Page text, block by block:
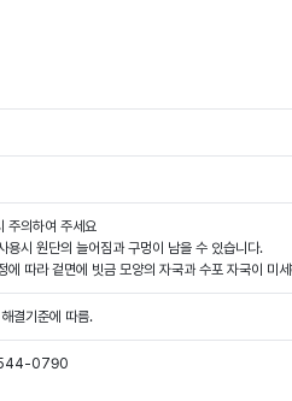
주의하여 주세요
용시 원단의 늘어짐과 구멍이 남을 수 있습니다.
에 따라 겉면에 빗금 모양의 자국과 수포 자국이 미
결기준에 따름.
0790